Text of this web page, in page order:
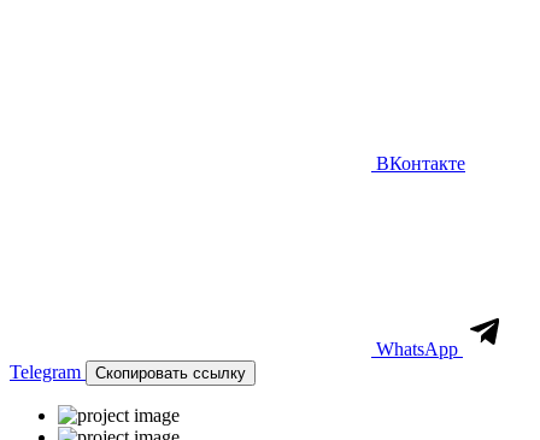
ВКонтакте
WhatsApp
Telegram
Скопировать ссылку